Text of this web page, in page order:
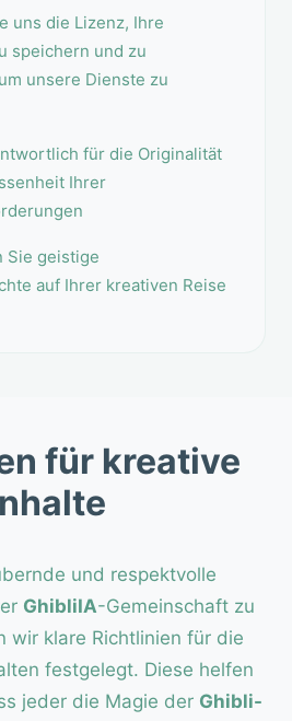
uns die Lizenz, Ihre
speichern und zu
unsere Dienste zu
für die Originalität
Ihrer
Sie geistige
auf Ihrer kreativen Reise
für kreative
und respektvolle
GhibliIA-Gemeinschaft zu
wir klare Richtlinien für die
festgelegt. Diese helfen
jeder die Magie der Ghibli-